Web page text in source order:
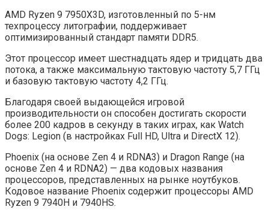
AMD Ryzen 9 7950X3D, изготовленный по 5-нм
техпроцессу литографии, поддерживает
оптимизированный стандарт памяти DDR5.
Этот процессор имеет шестнадцать ядер и тридцать два
потока, а также максимальную тактовую частоту 5,7 ГГц
и базовую тактовую частоту 4,2 ГГц.
Благодаря своей выдающейся игровой
производительности он способен достигать скорости
более 200 кадров в секунду в таких играх, как Watch
Dogs: Legion (в настройках Full HD, Ultra и DirectX 12).
Phoenix (на основе Zen 4 и RDNA3) и Dragon Range (на
основе Zen 4 и RDNA2) — два кодовых названия
процессоров, представленных на рынке ноутбуков.
Кодовое название Phoenix содержит процессоры AMD
Ryzen 9 7940H и 7940HS.